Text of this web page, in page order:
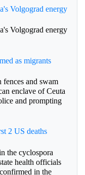
Volgograd energy
Volgograd energy
as migrants
and swam
enclave of Ceuta
and prompting
2 US deaths
the cyclospora
health officials
in the